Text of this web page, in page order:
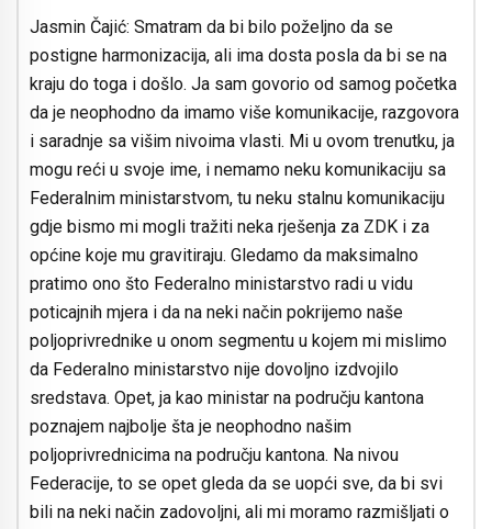
Jasmin Čajić: Smatram da bi bilo poželjno da se
postigne harmonizacija, ali ima dosta posla da bi se na
kraju do toga i došlo. Ja sam govorio od samog početka
da je neophodno da imamo više komunikacije, razgovora
i saradnje sa višim nivoima vlasti. Mi u ovom trenutku, ja
mogu reći u svoje ime, i nemamo neku komunikaciju sa
Federalnim ministarstvom, tu neku stalnu komunikaciju
gdje bismo mi mogli tražiti neka rješenja za ZDK i za
općine koje mu gravitiraju. Gledamo da maksimalno
pratimo ono što Federalno ministarstvo radi u vidu
poticajnih mjera i da na neki način pokrijemo naše
poljoprivrednike u onom segmentu u kojem mi mislimo
da Federalno ministarstvo nije dovoljno izdvojilo
sredstava. Opet, ja kao ministar na području kantona
poznajem najbolje šta je neophodno našim
poljoprivrednicima na području kantona. Na nivou
Federacije, to se opet gleda da se uopći sve, da bi svi
bili na neki način zadovoljni, ali mi moramo razmišljati o